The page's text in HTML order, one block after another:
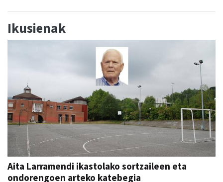
Aita Larramendi ikastolako sortzaileen eta
ondorengoen arteko katebegia
IN MEMORIAM